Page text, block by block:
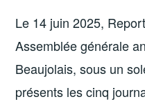
Le 14 juin 2025,
Assemblée générale
Beaujolais, sous un
présents les cinq